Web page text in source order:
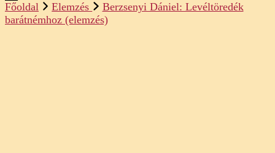
Főoldal Elemzés
Berzsenyi Dániel: Levéltöredék
barátnémhoz (elemzés)